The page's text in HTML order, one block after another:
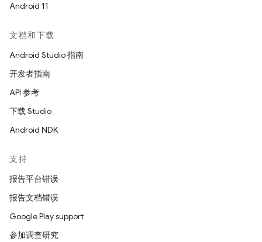
Android 11
文档和下载
Android Studio 指南
开发者指南
API 参考
下载 Studio
Android NDK
支持
报告平台错误
报告文档错误
Google Play support
参加调查研究